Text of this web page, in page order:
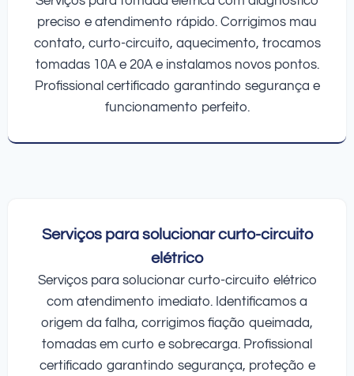
preciso e atendimento rápido. Corrigimos mau
contato, curto-circuito, aquecimento, trocamos
tomadas 10A e 20A e instalamos novos pontos.
Profissional certificado garantindo segurança e
funcionamento perfeito.
Serviços para solucionar curto-circuito
elétrico
Serviços para solucionar curto-circuito elétrico
com atendimento imediato. Identificamos a
origem da falha, corrigimos fiação queimada,
tomadas em curto e sobrecarga. Profissional
certificado garantindo segurança, proteção e